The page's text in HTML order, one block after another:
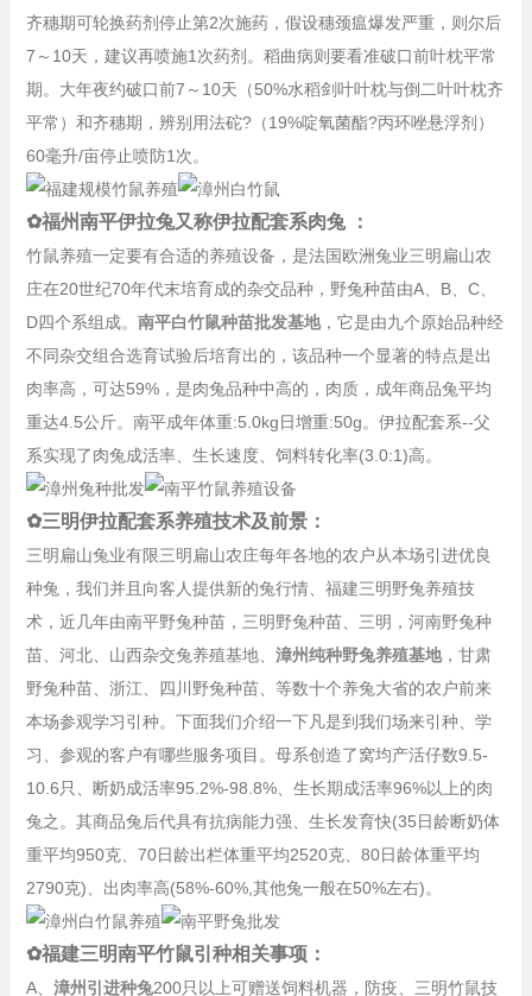
齐穗期可轮换药剂停止第2次施药，假设穗颈瘟爆发严重，则尔后
7～10天，建议再喷施1次药剂。稻曲病则要看准破口前叶枕平常
期。大年夜约破口前7～10天（50%水稻剑叶叶枕与倒二叶叶枕齐
平常）和齐穗期，辨别用法砣?（19%啶氧菌酯?丙环唑悬浮剂）
60毫升/亩停止喷防1次。
✿福州南平伊拉兔又称伊拉配套系肉兔 ：
竹鼠养殖一定要有合适的养殖设备，是法国欧洲兔业三明扁山农
庄在20世纪70年代末培育成的杂交品种，野兔种苗由A、B、C、
D四个系组成。 南平白竹鼠种苗批发基地，它是由九个原始品种经
不同杂交组合选育试验后培育出的，该品种一个显著的特点是出
肉率高，可达59%，是肉兔品种中高的，肉质，成年商品兔平均
重达4.5公斤。南平成年体重:5.0kg日增重:50g。伊拉配套系--父
系实现了肉兔成活率、生长速度、饲料转化率(3.0:1)高。
✿三明伊拉配套系养殖技术及前景：
三明扁山兔业有限三明扁山农庄每年各地的农户从本场引进优良
种兔，我们并且向客人提供新的兔行情、福建三明野兔养殖技
术，近几年由南平野兔种苗，三明野兔种苗、三明，河南野兔种
苗、河北、山西杂交兔养殖基地、 漳州纯种野兔养殖基地，甘肃
野兔种苗、浙江、四川野兔种苗、等数十个养兔大省的农户前来
本场参观学习引种。下面我们介绍一下凡是到我们场来引种、学
习、参观的客户有哪些服务项目。母系创造了窝均产活仔数9.5-
10.6只、断奶成活率95.2%-98.8%、生长期成活率96%以上的肉
兔之。其商品兔后代具有抗病能力强、生长发育快(35日龄断奶体
重平均950克、70日龄出栏体重平均2520克、80日龄体重平均
2790克)、出肉率高(58%-60%,其他兔一般在50%左右)。
✿福建三明南平竹鼠引种相关事项：
A、 漳州引进种兔200只以上可赠送饲料机器，防疫、三明竹鼠技